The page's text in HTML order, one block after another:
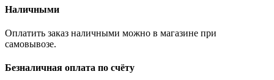
Наличными
Оплатить заказ наличными можно в магазине при
самовывозе.
Безналичная оплата по счёту